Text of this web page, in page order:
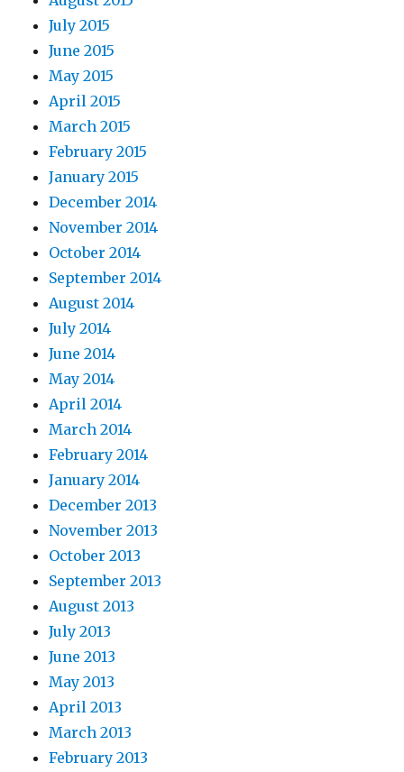
July 2015
June 2015
May 2015
April 2015
March 2015
February 2015
January 2015
December 2014
November 2014
October 2014
September 2014
August 2014
July 2014
June 2014
May 2014
April 2014
March 2014
February 2014
January 2014
December 2013
November 2013
October 2013
September 2013
August 2013
July 2013
June 2013
May 2013
April 2013
March 2013
February 2013